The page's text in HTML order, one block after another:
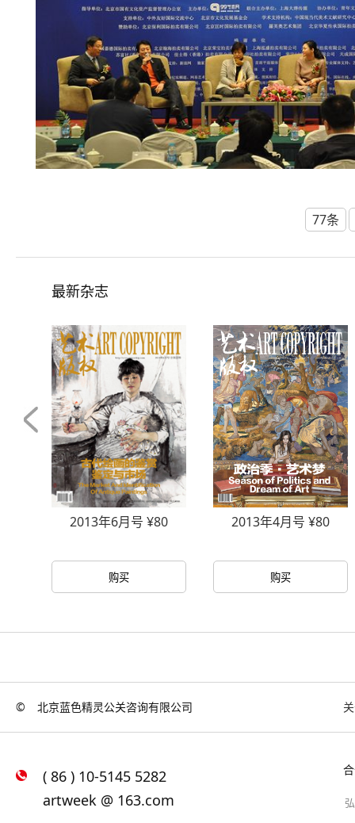
77条
最新杂志
2013年4月号 ¥80
购买
2013年2月号 ¥80
购买
© 北京蓝色精灵公关咨询有限公司
( 86 ) 10-5145 5282
artweek @ 163.com